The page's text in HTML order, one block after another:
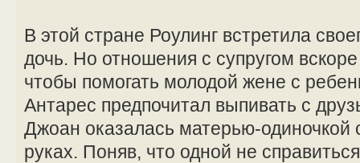
В этой стране Роулинг встретила
дочь. Но отношения с супругом
чтобы помогать молодой жене с
Антарес предпочитал выпивать с
Джоан оказалась матерью-одиночкой
руках. Поняв, что одной не